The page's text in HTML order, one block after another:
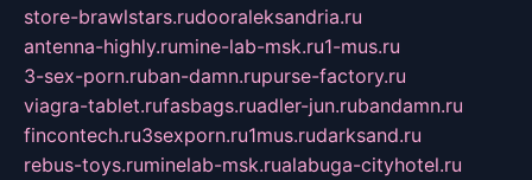
store-brawlstars.rudooraleksandria.ru
antenna-highly.rumine-lab-msk.ru1-mus.ru
3-sex-porn.ruban-damn.rupurse-factory.ru
viagra-tablet.rufasbags.ruadler-jun.rubandamn.ru
fincontech.ru3sexporn.ru1mus.rudarksand.ru
rebus-toys.ruminelab-msk.rualabuga-cityhotel.ru